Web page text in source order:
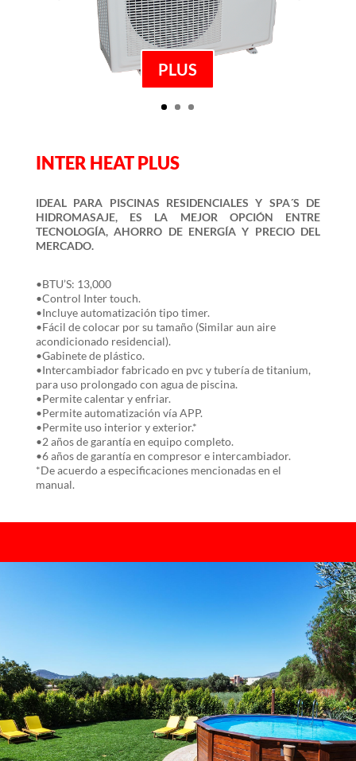
PLUS
INTER HEAT PLUS
IDEAL PARA PISCINAS RESIDENCIALES Y SPA´S DE
HIDROMASAJE, ES LA MEJOR OPCIÓN ENTRE
TECNOLOGÍA, AHORRO DE ENERGÍA Y PRECIO DEL
MERCADO.
•BTU’S: 13,000
•Control Inter touch.
•Incluye automatización tipo timer.
•Fácil de colocar por su tamaño (Similar aun aire
acondicionado residencial).
•Gabinete de plástico.
•Intercambiador fabricado en pvc y tubería de titanium,
para uso prolongado con agua de piscina.
•Permite calentar y enfriar.
•Permite automatización vía APP.
•Permite uso interior y exterior.*
•2 años de garantía en equipo completo.
•6 años de garantía en compresor e intercambiador.
*De acuerdo a especificaciones mencionadas en el
manual.